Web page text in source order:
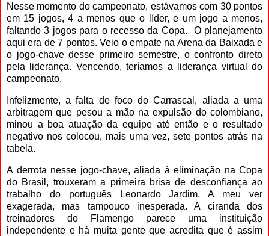
Nesse momento do campeonato, estávamos com 30 pontos
em 15 jogos, 4 a menos que o líder, e um jogo a menos,
faltando 3 jogos para o recesso da Copa. O planejamento
aqui era de 7 pontos. Veio o empate na Arena da Baixada e
o jogo-chave desse primeiro semestre, o confronto direto
pela liderança. Vencendo, teríamos a liderança virtual do
campeonato.
Infelizmente, a falta de foco do Carrascal, aliada a uma
arbitragem que pesou a mão na expulsão do colombiano,
minou a boa atuação da equipe até então e o resultado
negativo nos colocou, mais uma vez, sete pontos atrás na
tabela.
A derrota nesse jogo-chave, aliada à eliminação na Copa
do Brasil, trouxeram a primeira brisa de desconfiança ao
trabalho do português Leonardo Jardim. A meu ver
exagerada, mas tampouco inesperada. A ciranda dos
treinadores do Flamengo parece uma instituição
independente e há muita gente que acredita que é assim